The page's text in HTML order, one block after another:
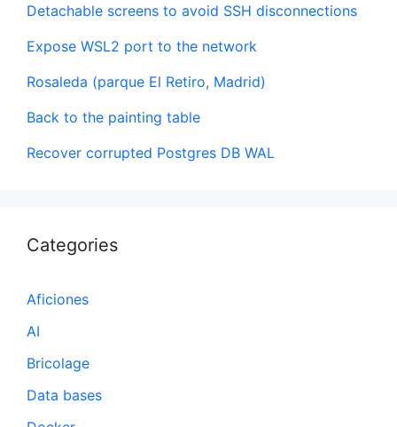
Detachable screens to avoid SSH disconnections
Expose WSL2 port to the network
Rosaleda (parque El Retiro, Madrid)
Back to the painting table
Recover corrupted Postgres DB WAL
Categories
Aficiones
AI
Bricolage
Data bases